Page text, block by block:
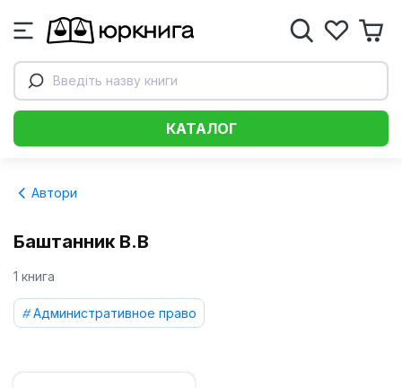
Введіть назву книги
КАТАЛОГ
Автори
Баштанник В.В
1 книга
Административное право